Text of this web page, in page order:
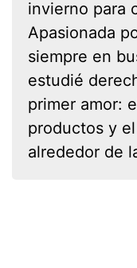
invierno para
Apasionada
siempre en
estudié
primer amor:
productos y
alrededor de